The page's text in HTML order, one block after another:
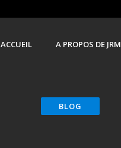
ACCUEIL A PROPOS DE JRM